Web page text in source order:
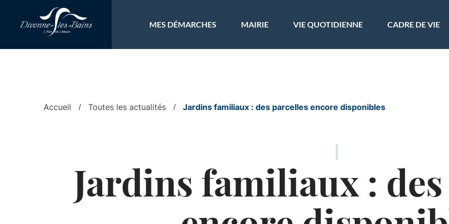
MES DÉMARCHES MAIRIE VIE QUOTIDIENNE CADRE DE VIE
Accueil Toutes les actualités Jardins familiaux : des parcelles encore disponibles
Jardins familiaux :